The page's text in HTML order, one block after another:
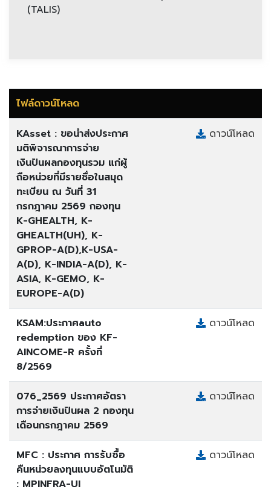
(TALIS)
ไฟล์ดาวน์โหลด
KAsset : ขอนำส่งประกาศ
มติพิจารณาการจ่าย
เงินปันผลกองทุนรวม แก่ผู้
ถือหน่วยที่มีรายชื่อในสมุด
ทะเบียน ณ วันที่ 31
กรกฎาคม 2569 กองทุน
K-GHEALTH, K-
GHEALTH(UH), K-
GPROP-A(D),K-USA-
A(D), K-INDIA-A(D), K-
ASIA, K-GEMO, K-
EUROPE-A(D)
ดาวน์โหลด
KSAM:ประกาศauto
redemption ของ KF-
AINCOME-R ครั้งที่
8/2569
ดาวน์โหลด
076_2569 ประกาศอัตรา
การจ่ายเงินปันผล 2 กองทุน
เดือนกรกฎาคม 2569
ดาวน์โหลด
MFC : ประกาศ การรับซื้อ
คืนหน่วยลงทุนแบบอัตโนมัติ
: MPINFRA-UI
ดาวน์โหลด